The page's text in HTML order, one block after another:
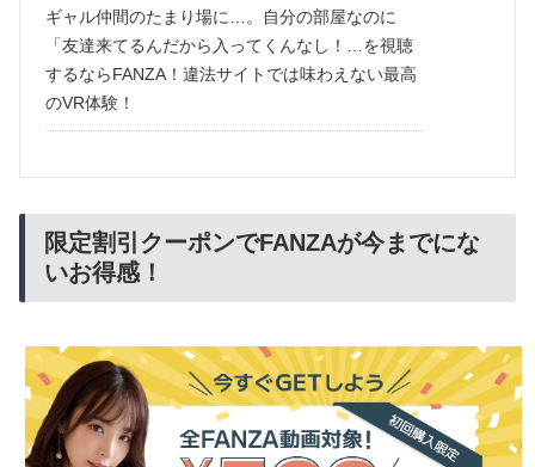
ギャル仲間のたまり場に…。自分の部屋なのに
「友達来てるんだから入ってくんなし！…を視聴
するならFANZA！違法サイトでは味わえない最高
のVR体験！
限定割引クーポンでFANZAが今までにな
いお得感！